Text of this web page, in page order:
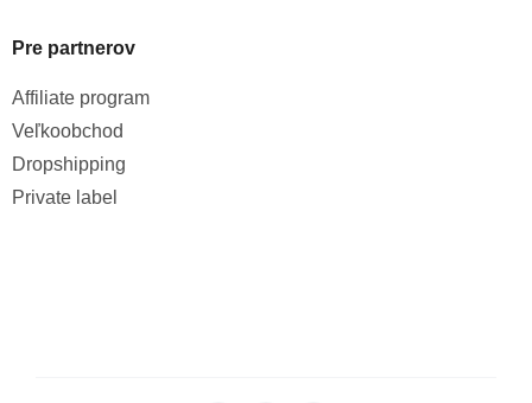
Pre partnerov
Affiliate program
Veľkoobchod
Dropshipping
Private label